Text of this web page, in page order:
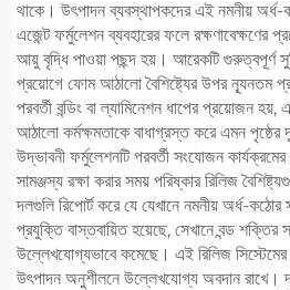
থাকে। উৎপাদন ব্যবস্থাপকদের এই নমনীয়
এজেন্ট ফর্মুলেশন ব্যবহারের ফলে রক্ষণাবেক্ষণের
আয়ু বৃদ্ধি পাওয়া পছন্দ হয়। আরেকটি গুরুত্বপূর্ণ
প্রয়োগে ফোম আঠালো বৈশিষ্ট্যের উপর ন্যূনতম
পরবর্তী বন্ডিং বা ল্যামিনেশন ধাপের প্রয়োজন
আঠালো কর্মক্ষমতাকে বাধাগ্রস্ত করে এমন পৃষ্ঠের
উদ্ভাবনী ফর্মুলেশনটি পরবর্তী সংযোজন
সামঞ্জস্য রক্ষা করার সময় পরিষ্কার রিলিজ
দলগুলি রিপোর্ট করে যে যেখানে নমনীয় অর্ধ-
প্রযুক্তি বাস্তবায়িত হয়েছে, সেখানে বন্ড শক্তির
উল্লেখযোগ্যভাবে কমেছে। এই রিলিজ
উৎপাদন অনুশীলনে উল্লেখযোগ্য অবদান রাখে।